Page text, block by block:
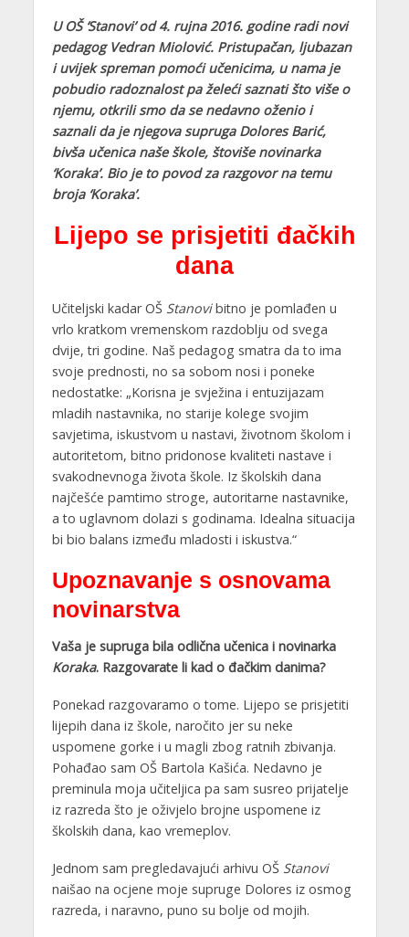
U OŠ ‘Stanovi’ od 4. rujna 2016. godine radi novi
pedagog Vedran Miolović. Pristupačan, ljubazan
i uvijek spreman pomoći učenicima, u nama je
pobudio radoznalost pa želeći saznati što više o
njemu, otkrili smo da se nedavno oženio i
saznali da je njegova supruga Dolores Barić,
bivša učenica naše škole, štoviše novinarka
‘Koraka’. Bio je to povod za razgovor na temu
broja ‘Koraka’.
Lijepo se prisjetiti đačkih
dana
Učiteljski kadar OŠ Stanovibitno je pomlađen u
vrlo kratkom vremenskom razdoblju od svega
dvije, tri godine. Naš pedagog smatra da to ima
svoje prednosti, no sa sobom nosi i poneke
nedostatke: „Korisna je svježina i entuzijazam
mladih nastavnika, no starije kolege svojim
savjetima, iskustvom u nastavi, životnom školom i
autoritetom, bitno pridonose kvaliteti nastave i
svakodnevnoga života škole. Iz školskih dana
najčešće pamtimo stroge, autoritarne nastavnike,
a to uglavnom dolazi s godinama. Idealna situacija
bi bio balans između mladosti i iskustva.“
Upoznavanje s osnovama
novinarstva
Vaša je supruga bila odlična učenica i novinarka
Koraka. Razgovarate li kad o đačkim danima?
Ponekad razgovaramo o tome. Lijepo se prisjetiti
lijepih dana iz škole, naročito jer su neke
uspomene gorke i u magli zbog ratnih zbivanja.
Pohađao sam OŠ Bartola Kašića. Nedavno je
preminula moja učiteljica pa sam susreo prijatelje
iz razreda što je oživjelo brojne uspomene iz
školskih dana, kao vremeplov.
Jednom sam pregledavajući arhivu OŠ Stanovi
naišao na ocjene moje supruge Dolores iz osmog
razreda, i naravno, puno su bolje od mojih.